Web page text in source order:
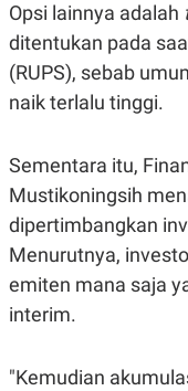
Opsi lainnya adalah
ditentukan pada
(RUPS), sebab
naik terlalu tinggi.
Sementara itu,
Mustikoningsih
dipertimbangkan
Menurutnya,
emiten mana saja
interim.
"Kemudian